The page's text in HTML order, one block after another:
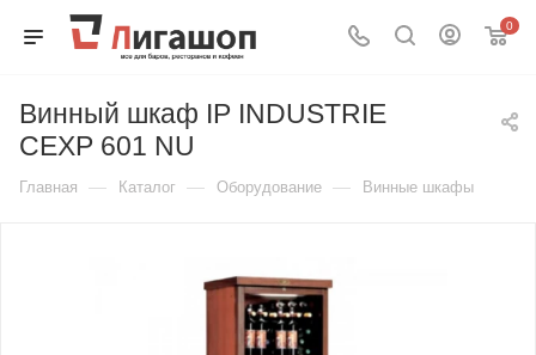
0
Винный шкаф IP INDUSTRIE
CEXP 601 NU
Главная — Каталог — Оборудование — Винные шкафы